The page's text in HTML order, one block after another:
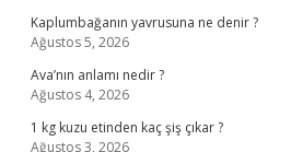
Kaplumbağanın yavrusuna ne denir ?
Ağustos 5, 2026
Ava’nın anlamı nedir ?
Ağustos 4, 2026
1 kg kuzu etinden kaç şiş çıkar ?
Ağustos 3, 2026